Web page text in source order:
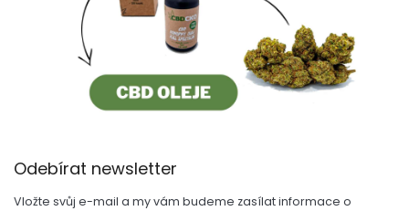
Odebírat newsletter
Vložte svůj e-mail a my vám budeme zasílat informace o